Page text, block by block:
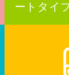
ートタイ